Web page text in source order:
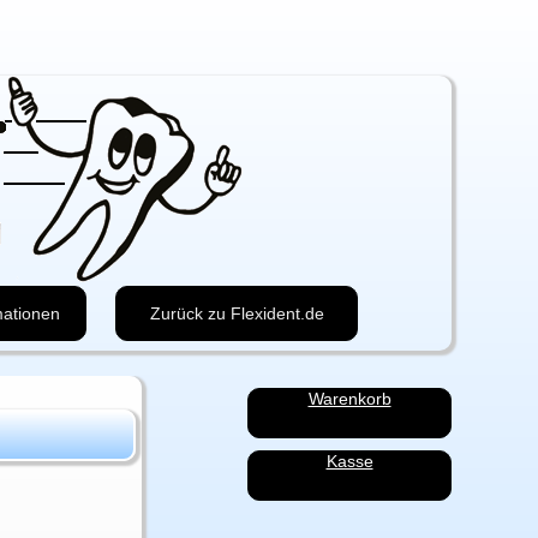
Zurück zu Flexident.de
Navigation
überspringenWarenkorb
Kasse